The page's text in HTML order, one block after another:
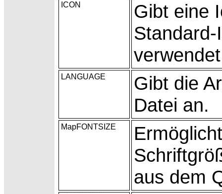
ICON
Gibt eine
LANGUAGE
Gibt die
Datei an.
MapFONTSIZE
aus dem